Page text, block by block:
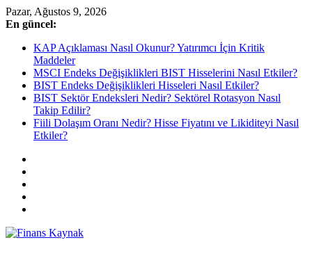
Skip
to
Pazar, Ağustos 9, 2026
En güncel:
KAP Açıklaması Nasıl Okunur? Yatırımcı İçin Kritik
Maddeler
MSCI Endeks Değişiklikleri BIST Hisselerini Nasıl Etkiler?
BIST Endeks Değişiklikleri Hisseleri Nasıl Etkiler?
BIST Sektör Endeksleri Nedir? Sektörel Rotasyon Nasıl
Takip Edilir?
Fiili Dolaşım Oranı Nedir? Hisse Fiyatını ve Likiditeyi Nasıl
Etkiler?